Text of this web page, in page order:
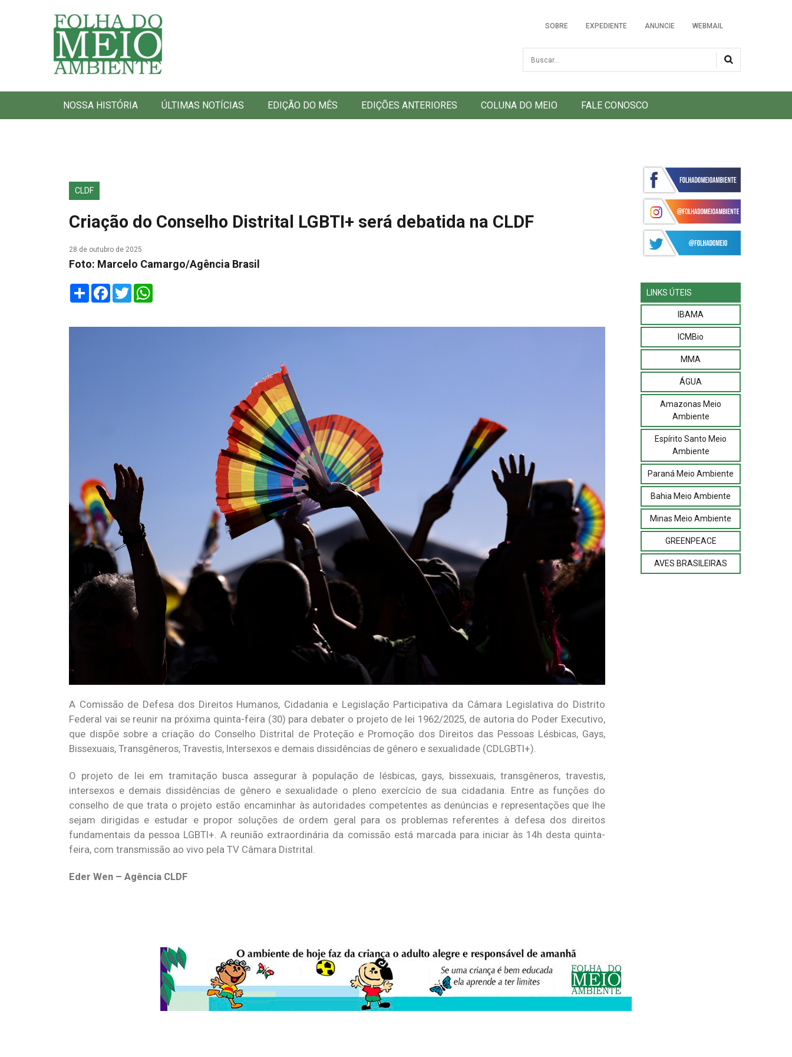
Folha do Meio Ambiente
SOBRE EXPEDIENTE ANUNCIE WEBMAIL
Busca
NOSSA HISTÓRIA ÚLTIMAS NOTÍCIAS EDIÇÃO DO MÊS EDIÇÕES ANTERIORES COLUNA DO MEIO FALE CONOSCO
CLDF
Criação do Conselho Distrital LGBTI+ será debatida na CLDF
28 de outubro de 2025
Foto: Marcelo Camargo/Agência Brasil
ShareFacebook
Twitter
A Comissão de Defesa dos Direitos Humanos, Cidadania e Legislação Participativa da Câmara Legislativa do Distrito
Federal vai se reunir na próxima quinta-feira (30) para debater o projeto de lei 1962/2025, de autoria do Poder Executivo,
que dispõe sobre a criação do Conselho Distrital de Proteção e Promoção dos Direitos das Pessoas Lésbicas, Gays,
Bissexuais, Transgêneros, Travestis, Intersexos e demais dissidências de gênero e sexualidade (CDLGBTI+).
O projeto de lei em tramitação busca assegurar à população de lésbicas, gays, bissexuais, transgêneros, travestis,
intersexos e demais dissidências de gênero e sexualidade o pleno exercício de sua cidadania. Entre as funções do
conselho de que trata o projeto estão encaminhar às autoridades competentes as denúncias e representações que lhe
sejam dirigidas e estudar e propor soluções de ordem geral para os problemas referentes à defesa dos direitos
fundamentais da pessoa LGBTI+. A reunião extraordinária da comissão está marcada para iniciar às 14h desta quinta-
feira, com transmissão ao vivo pela TV Câmara Distrital.
Eder Wen – Agência CLDF
LINKS ÚTEIS
IBAMA
ICMBio
MMA
ÁGUA
Amazonas Meio
Ambiente
Espírito Santo Meio
Ambiente
Paraná Meio Ambiente
Bahia Meio Ambiente
Minas Meio Ambiente
GREENPEACE
AVES BRASILEIRAS